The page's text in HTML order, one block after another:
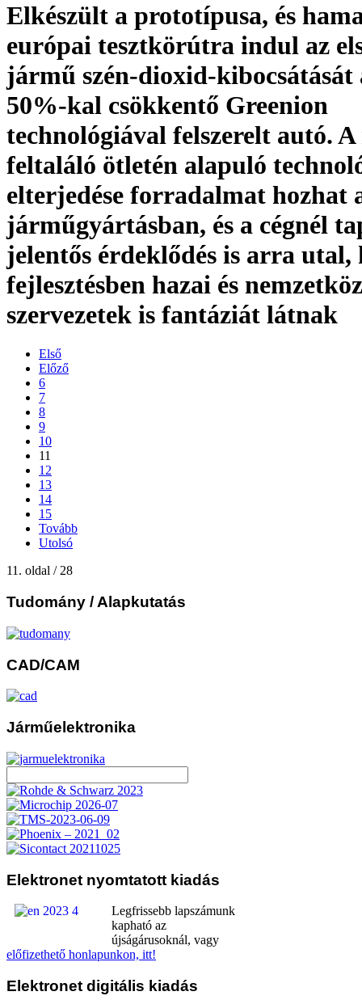
Elkészült a prototípusa, és
európai tesztkörútra indul az
jármű szén-dioxid-kibocsátását
50%-kal csökkentő Greenion
technológiával felszerelt autó.
feltaláló ötletén alapuló
elterjedése forradalmat hozhat
járműgyártásban, és a cégnél
jelentős érdeklődés is arra utal,
fejlesztésben hazai és
szervezetek is fantáziát látnak
Első
Előző
6
7
8
9
10
11
12
13
14
15
Tovább
Utolsó
11. oldal / 28
Tudomány / Alapkutatás
CAD/CAM
Járműelektronika
Elektronet nyomtatott kiadás
Legfrissebb lapszámunk
kapható az
újságárusoknál, vagy
előfizethető honlapunkon, itt!
Elektronet digitális kiadás